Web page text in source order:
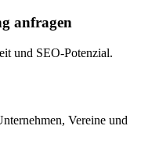
anfragen
und SEO-Potenzial.
Vereine und